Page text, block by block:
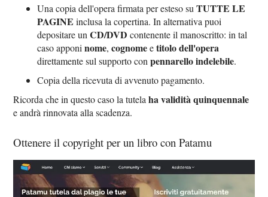
Una copia dell'opera firmata per esteso suTUTTE LE
PAGINE inclusa la copertina. In alternativa puoi
depositare unCD/DVD contenente il manoscritto: in tal
caso apponinome,cognomeetitolo dell'opera
direttamente sul supporto conpennarello indelebile.
Copia della ricevuta di avvenuto pagamento.
Ricorda che in questo caso la tutelaha validità quinquennale
e andrà rinnovata alla scadenza.
Ottenere il copyright per un libro con Patamu